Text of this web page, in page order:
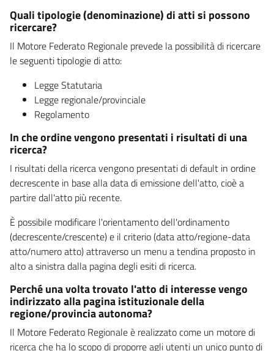
Quali tipologie (denominazione) di atti si possono
ricercare?
Il Motore Federato Regionale prevede la possibilità di ricercare
le seguenti tipologie di atto:
Legge Statutaria
Legge regionale/provinciale
Regolamento
In che ordine vengono presentati i risultati di una
ricerca?
I risultati della ricerca vengono presentati di default in ordine
decrescente in base alla data di emissione dell'atto, cioè a
partire dall'atto più recente.
È possibile modificare l'orientamento dell'ordinamento
(decrescente/crescente) e il criterio (data atto/regione-data
atto/numero atto) attraverso un menu a tendina proposto in
alto a sinistra dalla pagina degli esiti di ricerca.
Perché una volta trovato l'atto di interesse vengo
indirizzato alla pagina istituzionale della
regione/provincia autonoma?
Il Motore Federato Regionale è realizzato come un motore di
ricerca che ha lo scopo di proporre agli utenti un unico punto di